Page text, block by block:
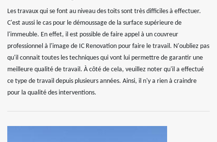
Les travaux qui se font au niveau des toits sont très difficiles à effectuer.
C'est aussi le cas pour le démoussage de la surface supérieure de
l'immeuble. En effet, il est possible de faire appel à un couvreur
professionnel à l'image de IC Renovation pour faire le travail. N'oubliez pas
qu'il connait toutes les techniques qui vont lui permettre de garantir une
meilleure qualité de travail. À côté de cela, veuillez noter qu'il a effectué
ce type de travail depuis plusieurs années. Ainsi, il n'y a rien à craindre
pour la qualité des interventions.